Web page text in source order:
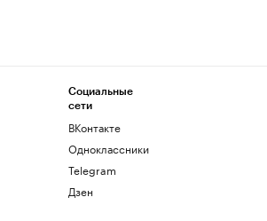
Социальные
сети
ВКонтакте
Одноклассники
Telegram
Дзен